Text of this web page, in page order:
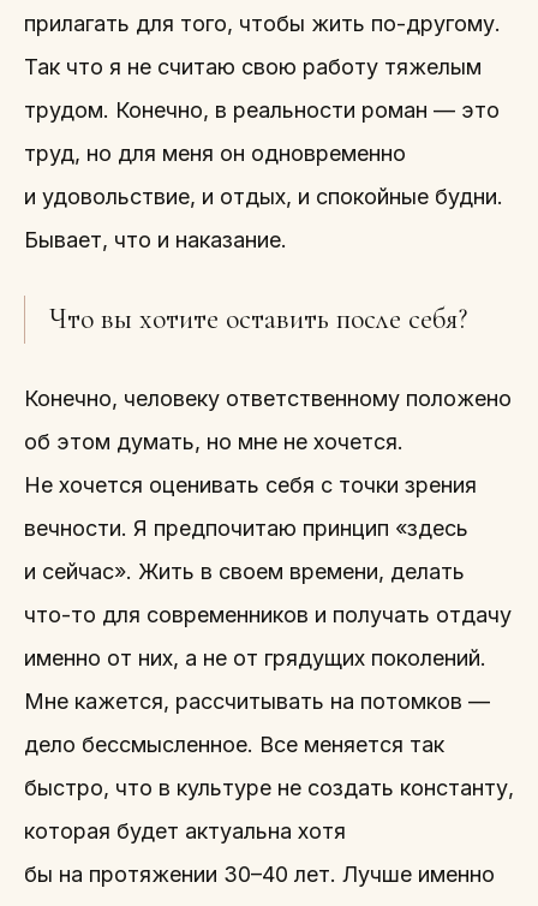
прилагать для того, чтобы жить по-другому.
Так что я не считаю свою работу тяжелым
трудом. Конечно, в реальности роман — это
труд, но для меня он одновременно
и удовольствие, и отдых, и спокойные будни.
Бывает, что и наказание.
Что вы хотите оставить после себя?
Конечно, человеку ответственному положено
об этом думать, но мне не хочется.
Не хочется оценивать себя с точки зрения
вечности. Я предпочитаю принцип «здесь
и сейчас». Жить в своем времени, делать
что-то для современников и получать отдачу
именно от них, а не от грядущих поколений.
Мне кажется, рассчитывать на потомков —
дело бессмысленное. Все меняется так
быстро, что в культуре не создать константу,
которая будет актуальна хотя
бы на протяжении 30–40 лет. Лучше именно